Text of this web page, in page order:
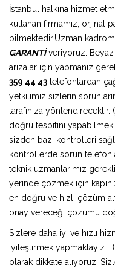
İstanbul halkına hizmet
kullanan firmamız, orjinal
bilmektedir.Uzman
GARANTİveriyoruz. Beyaz
arızalar için yapmanız
359 44 43 telefonlardan
yetkilimiz sizlerin
tarafınıza yönlendirecektir.
doğru tespitini
sizden bazı kontrolleri
kontrollerde sorun telefon
teknik uzmanlarımız
yerinde çözmek için
en doğru ve hızlı çözüm
onay vereceği çözümü
Sizlere daha iyi ve hızlı
iyileştirmek yapmaktayız.
olarak dikkate alıyoruz.